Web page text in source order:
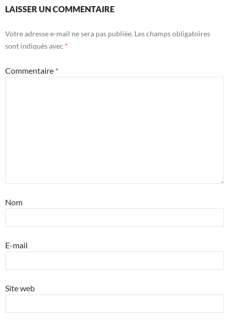
LAISSER UN COMMENTAIRE
Votre adresse e-mail ne sera pas publiée. Les champs obligatoires
sont indiqués avec *
Commentaire *
Nom
E-mail
Site web